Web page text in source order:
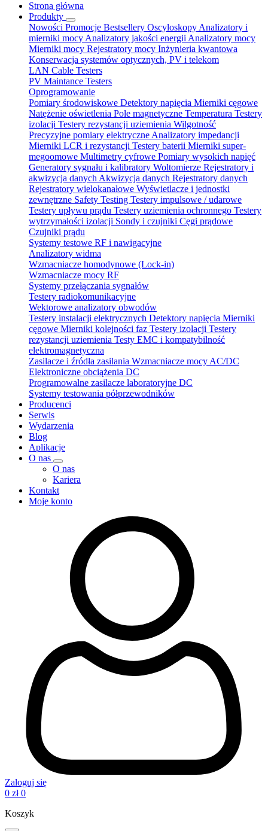
Strona główna
Produkty
Nowości Promocje Bestsellery Oscyloskopy Analizatory i
mierniki mocy Analizatory jakości energii Analizatory mocy
Mierniki mocy Rejestratory mocy Inżynieria kwantowa
Konserwacja systemów optycznych, PV i telekom
LAN Cable Testers
PV Maintance Testers
Oprogramowanie
Pomiary środowiskowe Detektory napięcia Mierniki cęgowe
Natężenie oświetlenia Pole magnetyczne Temperatura Testery
izolacji Testery rezystancji uziemienia Wilgotność
Precyzyjne pomiary elektryczne Analizatory impedancji
Mierniki LCR i rezystancji Testery baterii Mierniki super-
megoomowe Multimetry cyfrowe Pomiary wysokich napięć
Generatory sygnału i kalibratory Woltomierze Rejestratory i
akwizycja danych Akwizycja danych Rejestratory danych
Rejestratory wielokanałowe Wyświetlacze i jednostki
zewnętrzne Safety Testing Testery impulsowe / udarowe
Testery upływu prądu Testery uziemienia ochronnego Testery
wytrzymałości izolacji Sondy i czujniki Cęgi prądowe
Czujniki prądu
Systemy testowe RF i nawigacyjne
Analizatory widma
Wzmacniacze homodynowe (Lock‑in)
Wzmacniacze mocy RF
Systemy przełączania sygnałów
Testery radiokomunikacyjne
Wektorowe analizatory obwodów
Testery instalacji elektrycznych Detektory napięcia Mierniki
cęgowe Mierniki kolejności faz Testery izolacji Testery
rezystancji uziemienia Testy EMC i kompatybilność
elektromagnetyczna
Zasilacze i źródła zasilania Wzmacniacze mocy AC/DC
Elektroniczne obciążenia DC
Programowalne zasilacze laboratoryjne DC
Systemy testowania półprzewodników
Producenci
Serwis
Wydarzenia
Blog
Aplikacje
O nas
O nas
Kariera
Kontakt
Moje konto
Zaloguj się
0 zł 0
Koszyk